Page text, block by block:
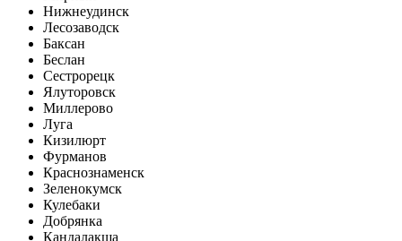
Нижнеудинск
Лесозаводск
Баксан
Беслан
Сестрорецк
Ялуторовск
Миллерово
Луга
Кизилюрт
Фурманов
Краснознаменск
Зеленокумск
Кулебаки
Добрянка
Кандалакша